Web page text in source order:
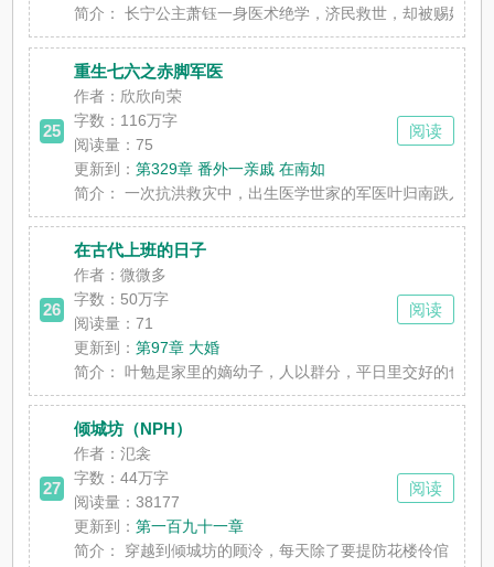
简介：
长宁公主萧钰一身医术绝学，济民救世，却被赐婚于
25
重生七六之赤脚军医
作者：欣欣向荣
字数： 116万字
阅读量：75
更新到：第329章 番外一亲戚 在南如
简介：
一次抗洪救灾中，出生医学世家的军医叶归南跌入洪
阅读
26
在古代上班的日子
作者：微微多
字数： 50万字
阅读量：71
更新到：第97章 大婚
简介：
叶勉是家里的嫡幼子，人以群分，平日里交好的也是
阅读
27
倾城坊（NPH）
作者：氾衾
字数：44万字
阅读量：38177
更新到：第一百九十一章
简介：
穿越到倾城坊的顾泠，每天除了要提防花楼伶倌，还
阅读